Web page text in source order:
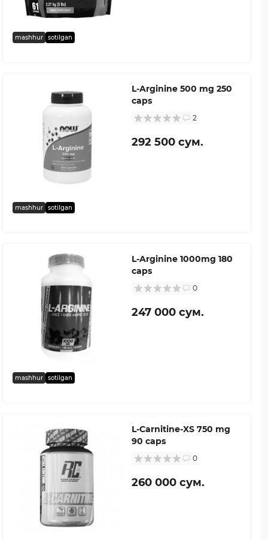
mashhur sotilgan
mashhur sotilgan
L-Arginine 500 mg 250
caps
2
292 500 сум.
mashhur sotilgan
L-Arginine 1000mg 180
caps
0
247 000 сум.
L-Carnitine-XS 750 mg
90 caps
0
260 000 сум.